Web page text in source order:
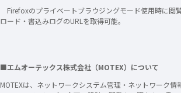
Firefoxのプライベートブラウジングモード使用時に閲
ロード・書込みログのURLを取得可能。
■エムオーテックス株式会社（MOTEX）について
MOTEXは、ネットワークシステム管理・ネットワーク情